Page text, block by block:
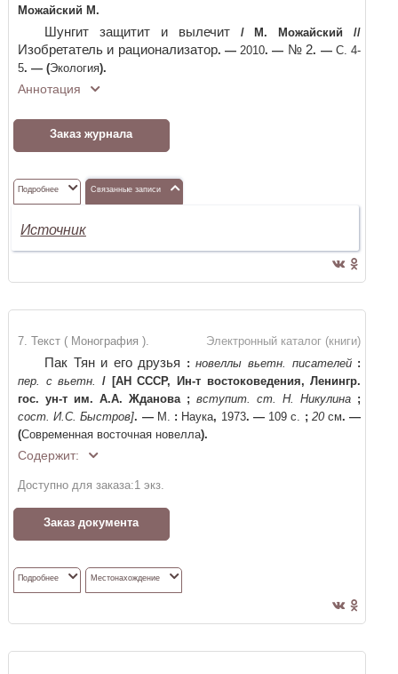
Можайский М.
Шунгит защитит и вылечит / М. Можайский //
Изобретатель и рационализатор. —2010. — № 2. —С. 4-
5. — (Экология).
Аннотация
Заказ журнала
Подробнее Связанные записи
Источник
Электронный каталог (книги)
7. Текст ( Монография ).
Пак Тян и его друзья : новеллы вьетн. писателей :
пер. с вьетн. /
[АН СССР, Ин-т востоковедения, Ленингр.
гос. ун-т им. А.А. Жданова ; вступит. ст. Н. Никулина ;
сост. И.С. Быстров]. —М. : Наука, 1973. —109 с. ; 20см. —
(Современная восточная новелла).
Содержит:
Доступно для заказа:1 экз.
Заказ документа
Подробнее Местонахождение